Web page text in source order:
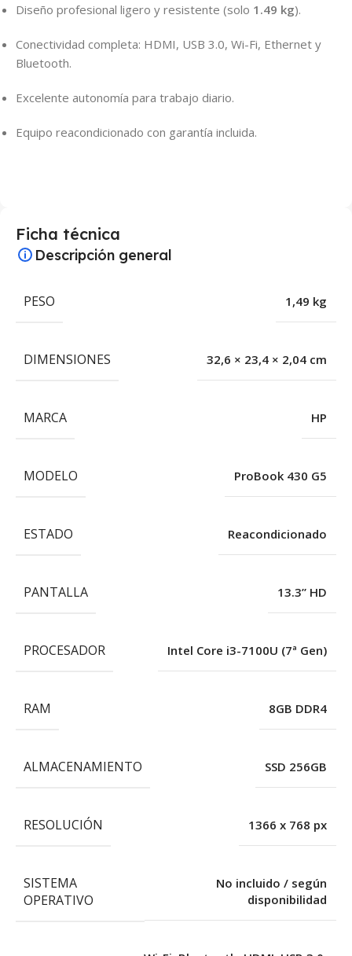
Diseño profesional ligero y resistente (solo 1.49 kg).
Conectividad completa: HDMI, USB 3.0, Wi-Fi, Ethernet y
Bluetooth.
Excelente autonomía para trabajo diario.
Equipo reacondicionado con garantía incluida.
Ficha técnica
Descripción general
PESO 1,49 kg
DIMENSIONES 32,6 × 23,4 × 2,04 cm
MARCA HP
MODELO ProBook 430 G5
ESTADO Reacondicionado
PANTALLA 13.3” HD
PROCESADOR Intel Core i3-7100U (7ª Gen)
RAM 8GB DDR4
ALMACENAMIENTO SSD 256GB
RESOLUCIÓN 1366 x 768 px
SISTEMA
OPERATIVO
No incluido / según
disponibilidad